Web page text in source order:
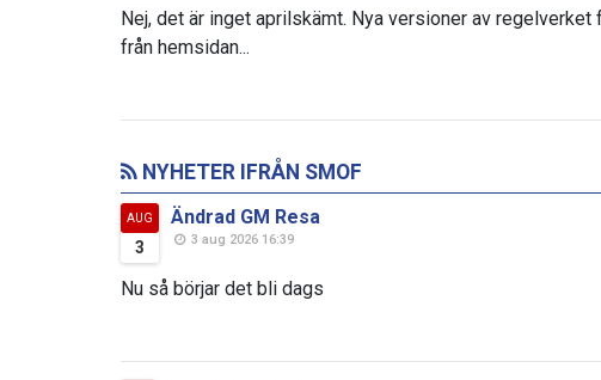
Nej, det är inget aprilskämt. Nya versioner av
från hemsidan...
NYHETER IFRÅN SMOF
AUG
3
Ändrad GM Resa
3 aug 2026 16:39
Nu så börjar det bli dags